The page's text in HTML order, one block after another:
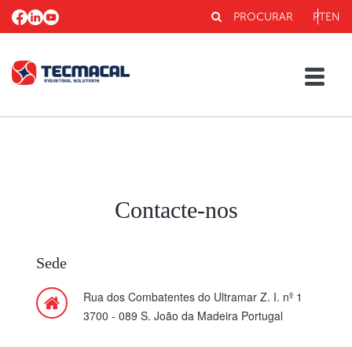
EN
PT
PROCURAR
Contacte-nos
Sede
Rua dos Combatentes do Ultramar Z. I. nº 1
3700 - 089 S. João da Madeira Portugal